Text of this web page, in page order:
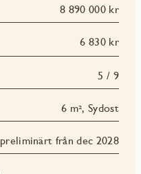
8 890 000 kr
6 830 kr
5 / 9
6 m², Sydost
preliminärt från dec 2028